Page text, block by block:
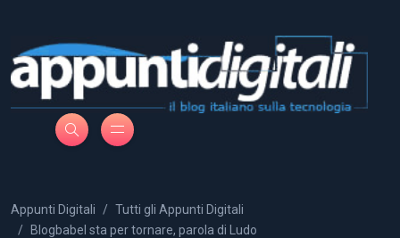
Appunti Digitali
Tutti gli Appunti Digitali
Blogbabel sta per tornare, parola di Ludo